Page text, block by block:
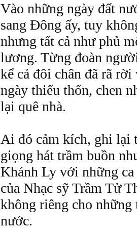
Vào những ngày đất
sang Đông ấy, tuy
nhưng tất cả như phủ
lương. Từng đoàn
kể cả đôi chân đã rã
ngày thiếu thốn, chen
lại quê nhà.
Ai đó cảm kích, ghi lại
giọng hát trầm buồn
Khánh Ly với những
của Nhạc sỹ Trầm Tử
không riêng cho những
nước.